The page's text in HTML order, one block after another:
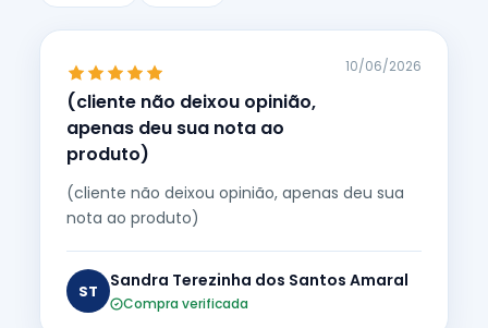
(cliente não deixou opinião,
apenas deu sua nota ao
produto)
10/06/2026
(cliente não deixou opinião, apenas deu sua
nota ao produto)
ST
Sandra Terezinha dos Santos Amaral
Compra verificada